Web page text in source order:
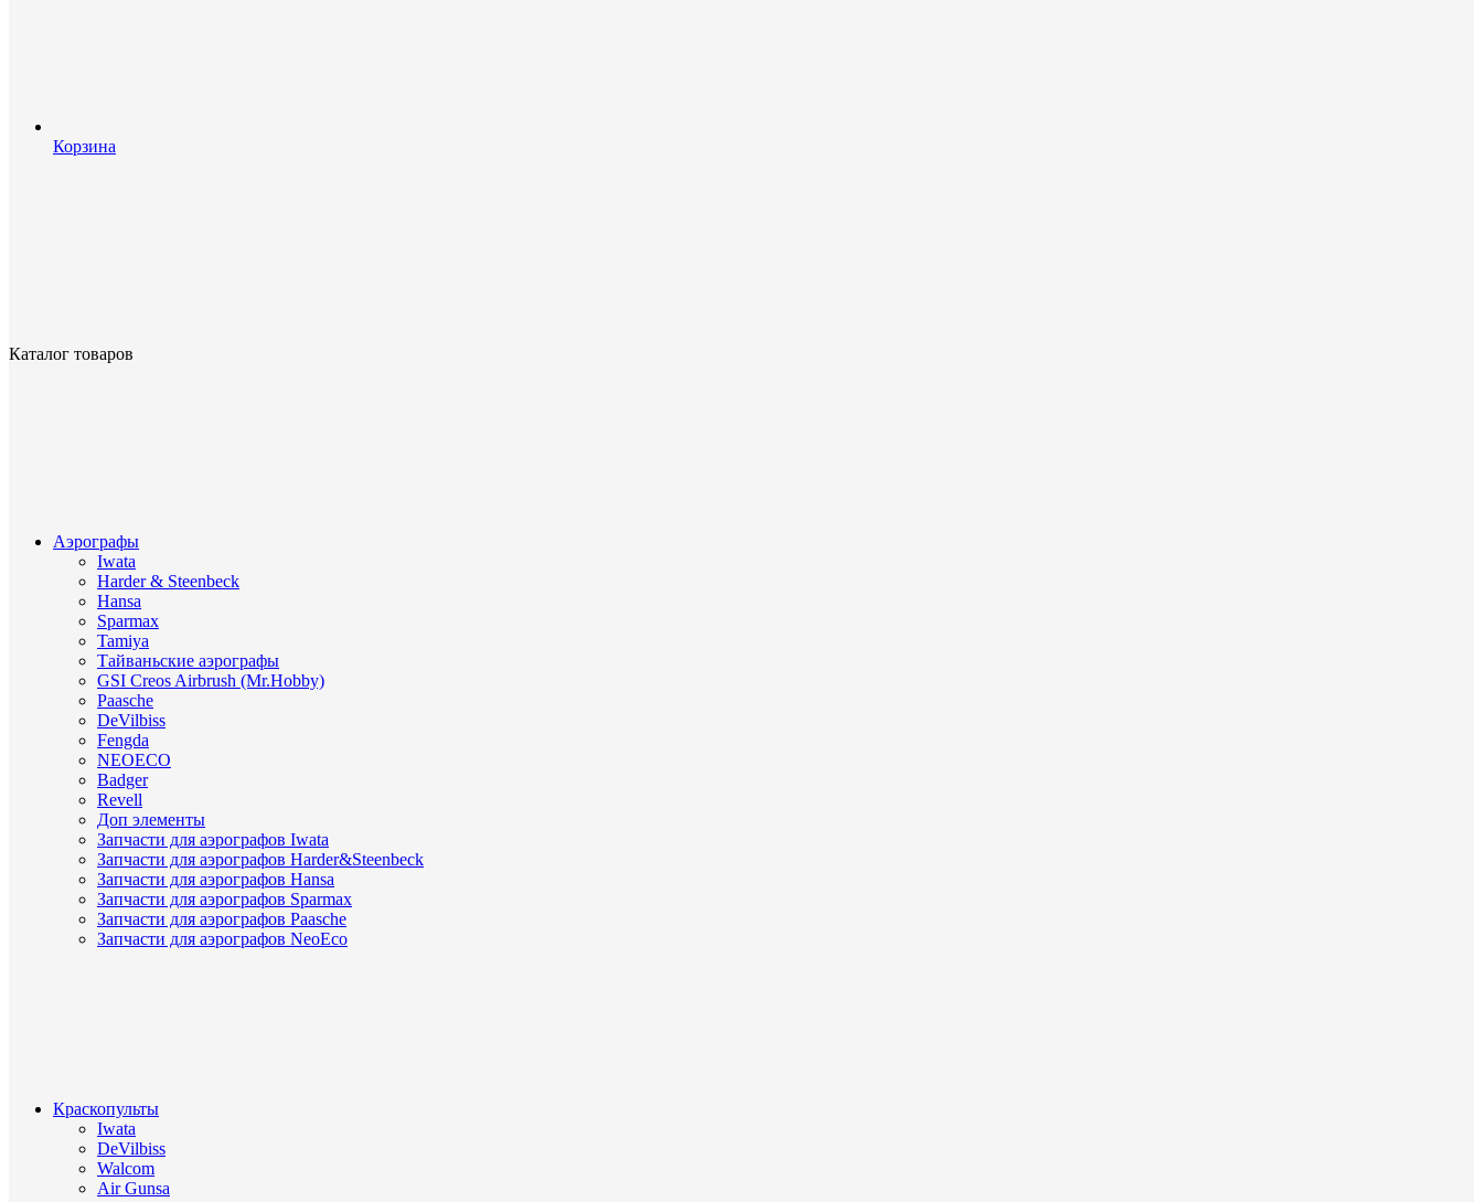
Корзина
Каталог товаров
Аэрографы
Iwata
Harder & Steenbeck
Hansa
Sparmax
Tamiya
Тайваньские аэрографы
GSI Creos Airbrush (Mr.Hobby)
Paasche
DeVilbiss
Fengda
NEOECO
Badger
Revell
Доп элементы
Запчасти для аэрографов Iwata
Запчасти для аэрографов Harder&Steenbeck
Запчасти для аэрографов Hansa
Запчасти для аэрографов Sparmax
Запчасти для аэрографов Paasche
Запчасти для аэрографов NeoEco
Краскопульты
Iwata
DeVilbiss
Walcom
Air Gunsa